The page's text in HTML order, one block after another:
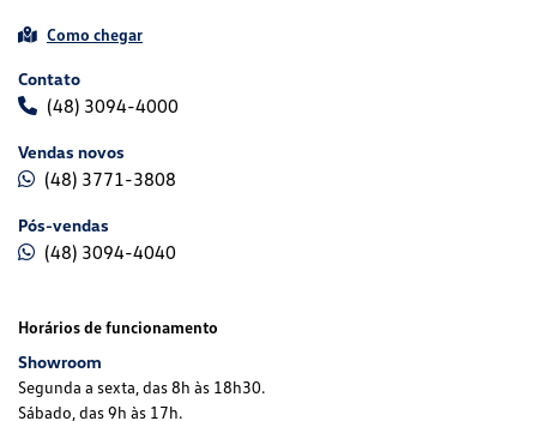
Como chegar
Contato
(48) 3094-4000
Vendas novos
(48) 3771-3808
Pós-vendas
(48) 3094-4040
Horários de funcionamento
Showroom
Segunda a sexta, das 8h às 18h30.
Sábado, das 9h às 17h.